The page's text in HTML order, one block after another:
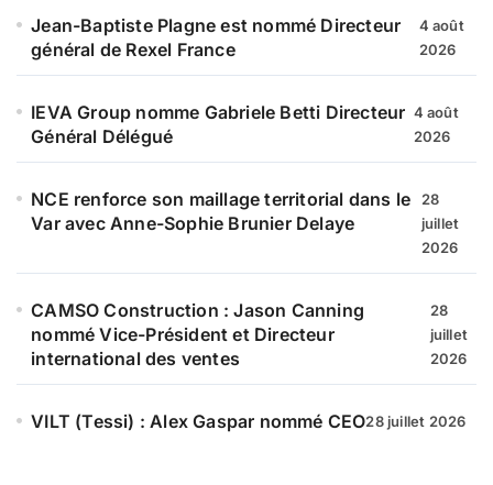
Jean-Baptiste Plagne est nommé Directeur
général de Rexel France
4 août
2026
IEVA Group nomme Gabriele Betti Directeur
Général Délégué
4 août
2026
NCE renforce son maillage territorial dans le
Var avec Anne-Sophie Brunier Delaye
28
juillet
2026
CAMSO Construction : Jason Canning
nommé Vice-Président et Directeur
international des ventes
28
juillet
2026
VILT (Tessi) : Alex Gaspar nommé CEO28 juillet 2026